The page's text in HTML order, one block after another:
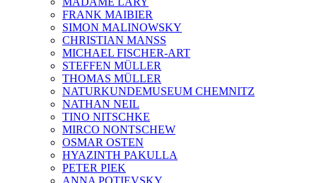
FRANK MAIBIER
SIMON MALINOWSKY
CHRISTIAN MANSS
MICHAEL FISCHER-ART
STEFFEN MÜLLER
THOMAS MÜLLER
NATURKUNDEMUSEUM CHEMNITZ
NATHAN NEIL
TINO NITSCHKE
MIRCO NONTSCHEW
OSMAR OSTEN
HYAZINTH PAKULLA
PETER PIEK
ANNA POTIEVSKY